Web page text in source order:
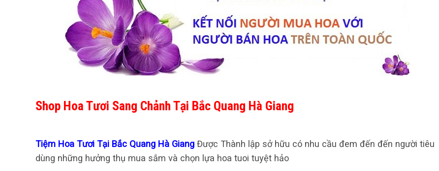
Shop Hoa Tươi Sang Chảnh Tại Bắc Quang Hà Giang
Tiệm Hoa Tươi Tại Bắc Quang Hà Giang Được Thành lập sở hữu có nhu cầu đem đến đến người tiêu
dùng những hưởng thụ mua sắm và chọn lựa hoa tuoi tuyệt hảo